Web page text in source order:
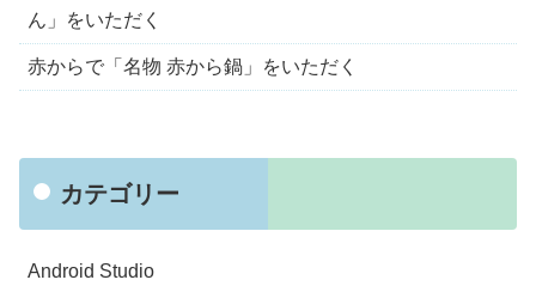
ん」をいただく
赤からで「名物 赤から鍋」をいただく
カテゴリー
Android Studio